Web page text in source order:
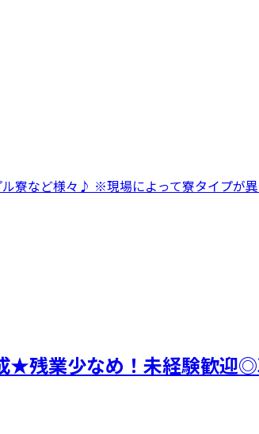
寮など様々♪ ※現場によって寮タイプが
★残業少なめ！未経験歓迎